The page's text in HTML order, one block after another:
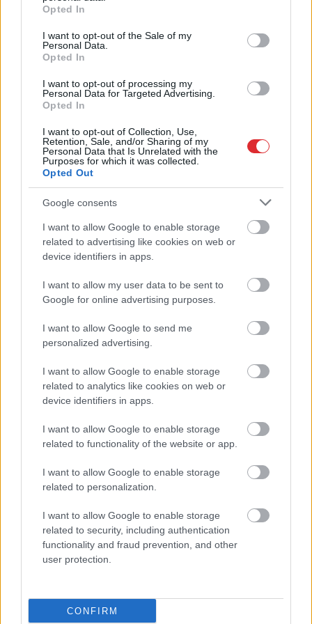
use your data for below specified purposes in below Google
consent section.
Opted In
I want to opt-out of the Sale of my
Personal Data.
Opted In
I want to opt-out of processing my
Personal Data for Targeted Advertising.
Opted In
I want to opt-out of Collection, Use,
Retention, Sale, and/or Sharing of my
Personal Data that Is Unrelated with the
Purposes for which it was collected.
Opted Out
Google consents
I want to allow Google to enable storage
related to advertising like cookies on web or
device identifiers in apps.
I want to allow my user data to be sent to
Google for online advertising purposes.
I want to allow Google to send me
personalized advertising.
I want to allow Google to enable storage
related to analytics like cookies on web or
device identifiers in apps.
I want to allow Google to enable storage
related to functionality of the website or app.
I want to allow Google to enable storage
related to personalization.
I want to allow Google to enable storage
related to security, including authentication
functionality and fraud prevention, and other
user protection.
CONFIRM
“Trīs komisijas vienai
biļetei – vai drīz būs arī
ceturtā?” Kultūras
nikni, kur beigās
“nostājas” pirkuma
“Man pat neomulīgi
palika!” Sēņotāja mežā
Astroloģe izceļ 3 zodiaka
zīmes, kurām ir nosliece uz
emocionālu kontroli pār
citiem cilvēkiem
Atcelt Ziņot